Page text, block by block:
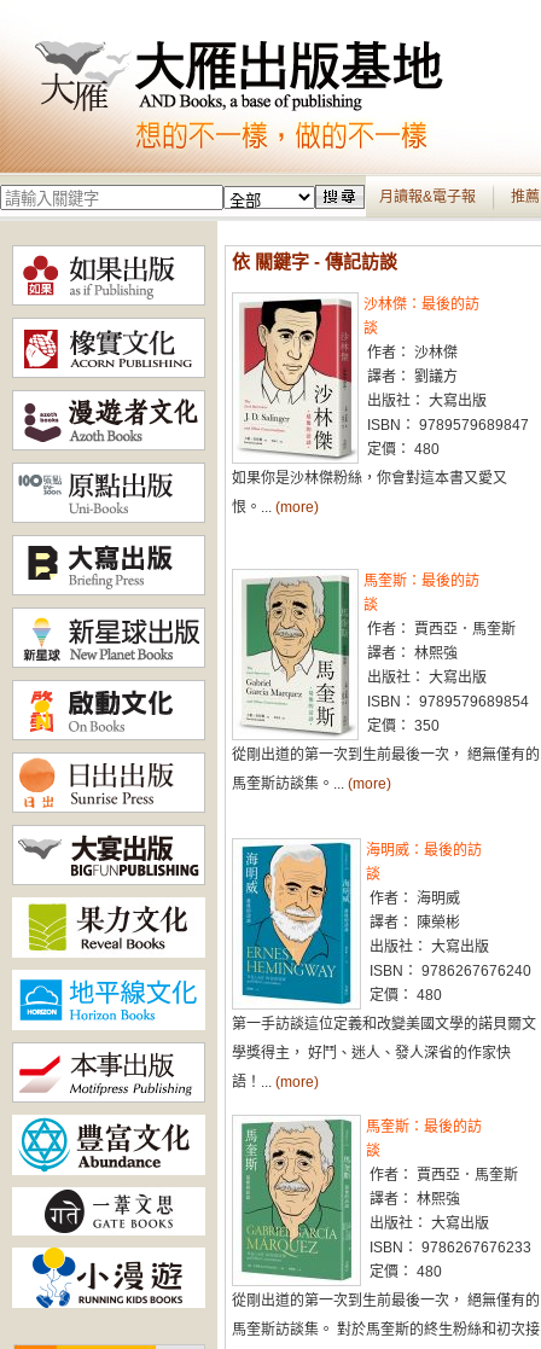
月讀報&電子報 推
依 關鍵字 - 傳記訪談
沙林傑：最後的訪
談
作者： 沙林傑
譯者： 劉議方
出版社： 大寫出版
ISBN： 9789579689847
定價： 480
如果你是沙林傑粉絲，你會對這本書又愛又
恨。... (more)
馬奎斯：最後的訪
談
作者： 賈西亞．馬奎斯
譯者： 林熙強
出版社： 大寫出版
ISBN： 9789579689854
定價： 350
從剛出道的第一次到生前最後一次， 絕無僅有的
馬奎斯訪談集。... (more)
海明威：最後的訪
談
作者： 海明威
譯者： 陳榮彬
出版社： 大寫出版
ISBN： 9786267676240
定價： 480
第一手訪談這位定義和改變美國文學的諾貝爾文
學獎得主， 好鬥、迷人、發人深省的作家快
語！... (more)
馬奎斯：最後的訪
談
作者： 賈西亞．馬奎斯
譯者： 林熙強
出版社： 大寫出版
ISBN： 9786267676233
定價： 480
從剛出道的第一次到生前最後一次， 絕無僅有的
馬奎斯訪談集。 對於馬奎斯的終生粉絲和初次接